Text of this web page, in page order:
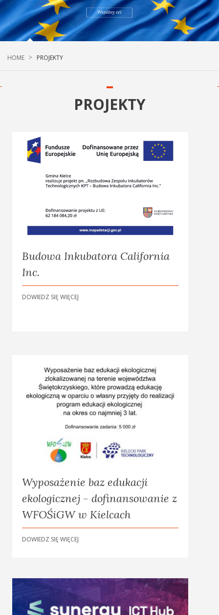
HOME PROJEKTY
PROJEKTY
Budowa Inkubatora California
Inc.
DOWIEDZ SIĘ WIĘCEJ
Wyposażenie baz edukacji
ekologicznej - dofinansowanie z
WFOŚiGW w Kielcach
DOWIEDZ SIĘ WIĘCEJ